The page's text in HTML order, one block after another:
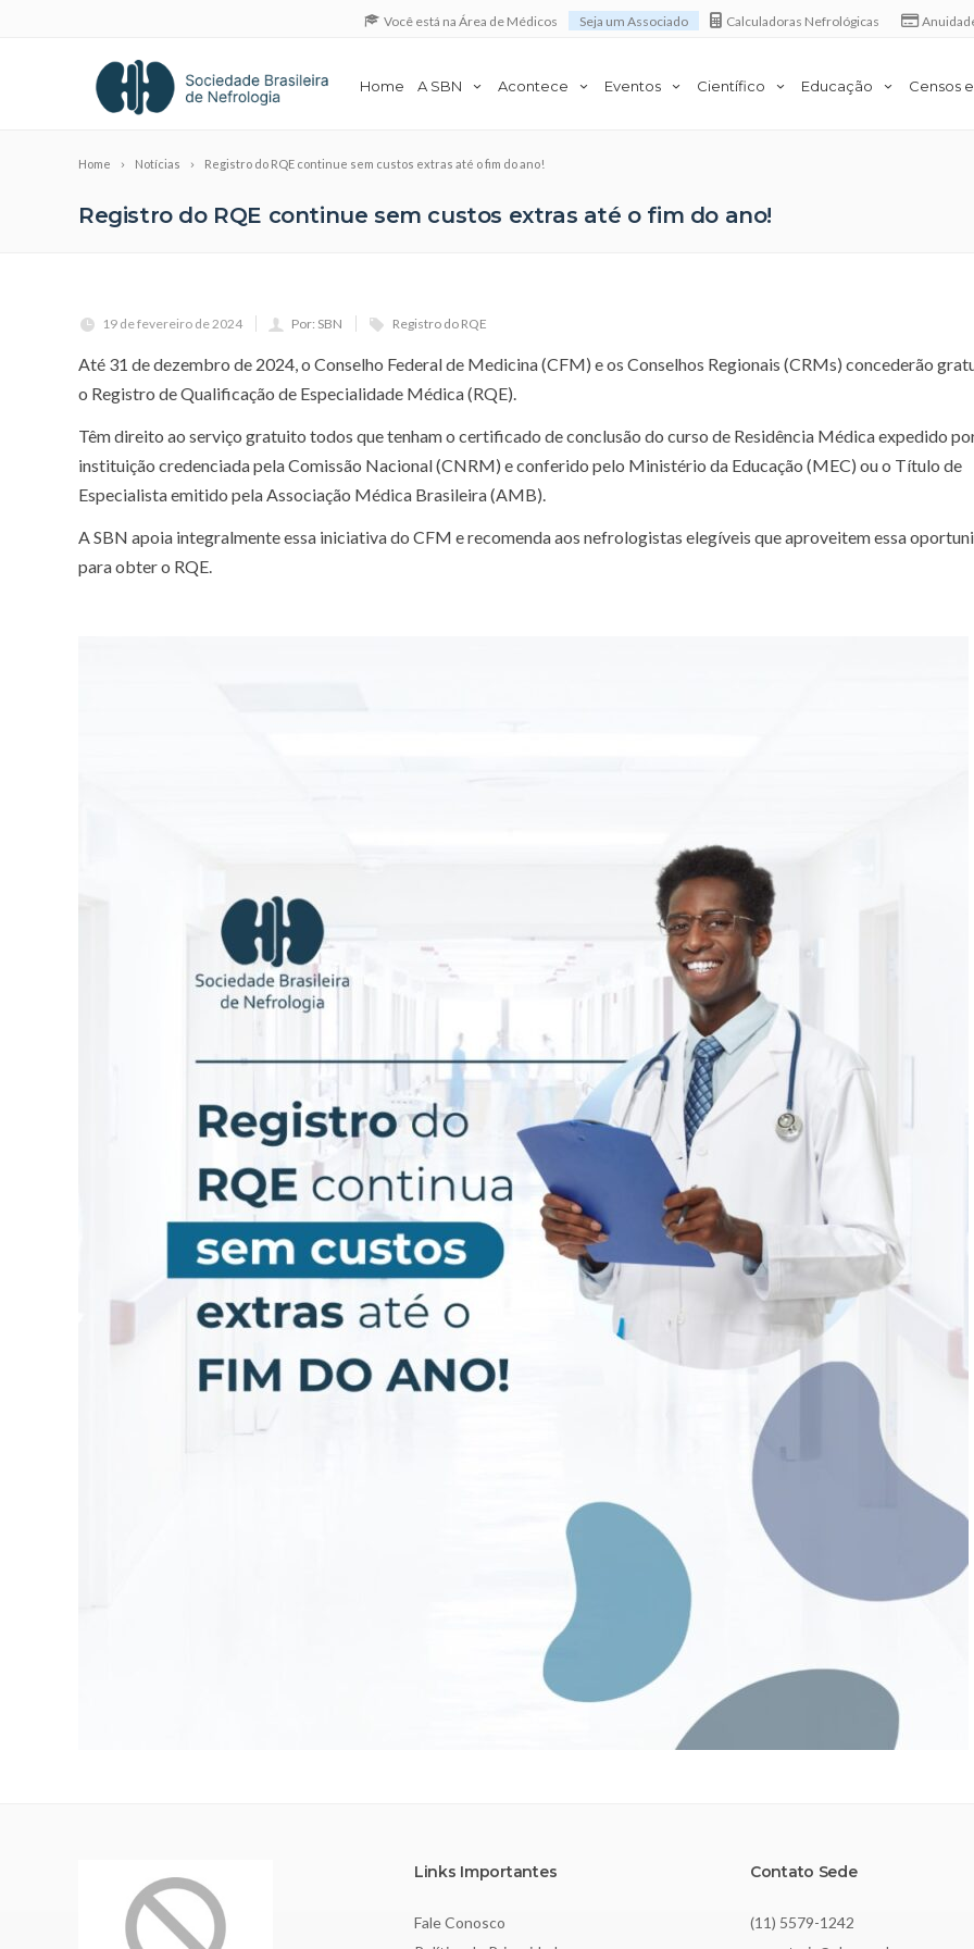
Você está na Área de Médicos Seja um Associado Calculadoras Nefrológicas
Home A SBN Acontece Eventos Científico Educação Censos
Home Notícias Registro do RQE continue sem custos extras até o fim do ano!
Registro do RQE continue sem custos extras até o fim do ano!
19 de fevereiro de 2024 Por: SBN Registro do RQE
Até 31 de dezembro de 2024, o Conselho Federal de Medicina (CFM) e os Conselhos Regionais (CRMs) concederão
o Registro de Qualificação de Especialidade Médica (RQE).
Têm direito ao serviço gratuito todos que tenham o certificado de conclusão do curso de Residência Médica expedido
instituição credenciada pela Comissão Nacional (CNRM) e conferido pelo Ministério da Educação (MEC) ou o Título de
Especialista emitido pela Associação Médica Brasileira (AMB).
A SBN apoia integralmente essa iniciativa do CFM e recomenda aos nefrologistas elegíveis que aproveitem essa
para obter o RQE.
Links Importantes
Fale Conosco
Contato Sede
(11) 5579-1242